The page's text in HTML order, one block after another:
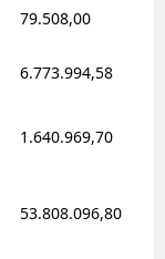
79.508,00
6.773.994,58
1.640.969,70
53.808.096,80